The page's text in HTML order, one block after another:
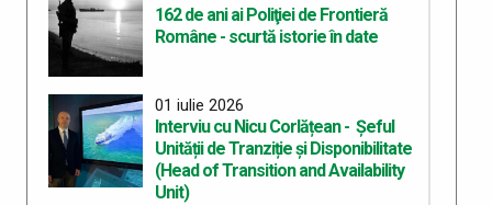
162 de ani ai Poliţiei de Frontieră
Române - scurtă istorie în date
01 iulie 2026
Interviu cu Nicu Corlățean - Șeful
Unității de Tranziție și Disponibilitate
(Head of Transition and Availability
Unit)